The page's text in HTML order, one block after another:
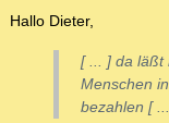
Hallo Dieter,
[ ... ] da läßt
Menschen
bezahlen [